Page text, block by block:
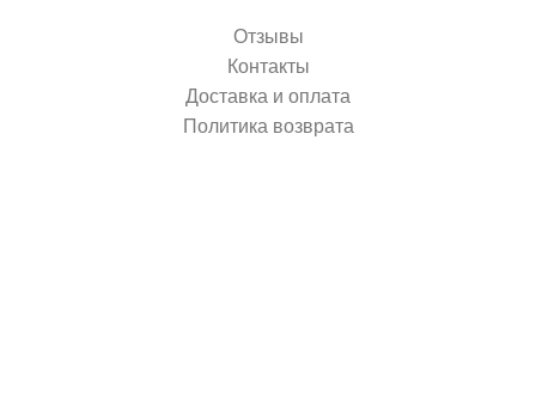
Отзывы
Контакты
Доставка и оплата
Политика возврата